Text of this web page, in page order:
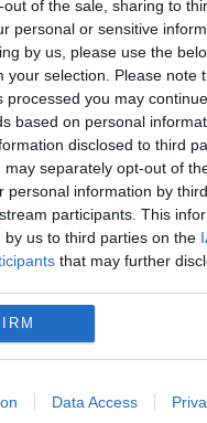
out of the sale, sharing to
personal or sensitive
by us, please use the
your selection. Please note
processed you may
based on personal
disclosed to third
may separately opt-out of
personal information by
participants. This
by us to third parties on the
that may further
Data Access